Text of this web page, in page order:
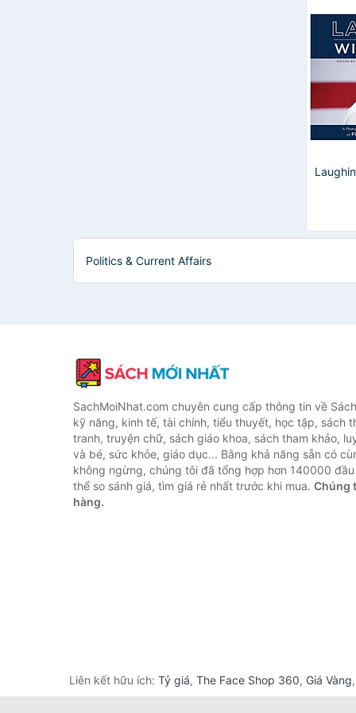
Politics & Current Affairs
SachMoiNhat.com chuyên cung cấp thông tin về
kỹ năng, kinh tế, tài chính, tiểu thuyết, học tập, sách
tranh, truyện chữ, sách giáo khoa, sách tham khảo,
và bé, sức khỏe, giáo dục... Bằng khả năng sẵn có
không ngừng, chúng tôi đã tổng hợp hơn 140000
thể so sánh giá, tìm giá rẻ nhất trước khi mua. Chúng
hàng.
Liên kết hữu ích: Tỷ giá, The Face Shop 360, Giá Vàng,